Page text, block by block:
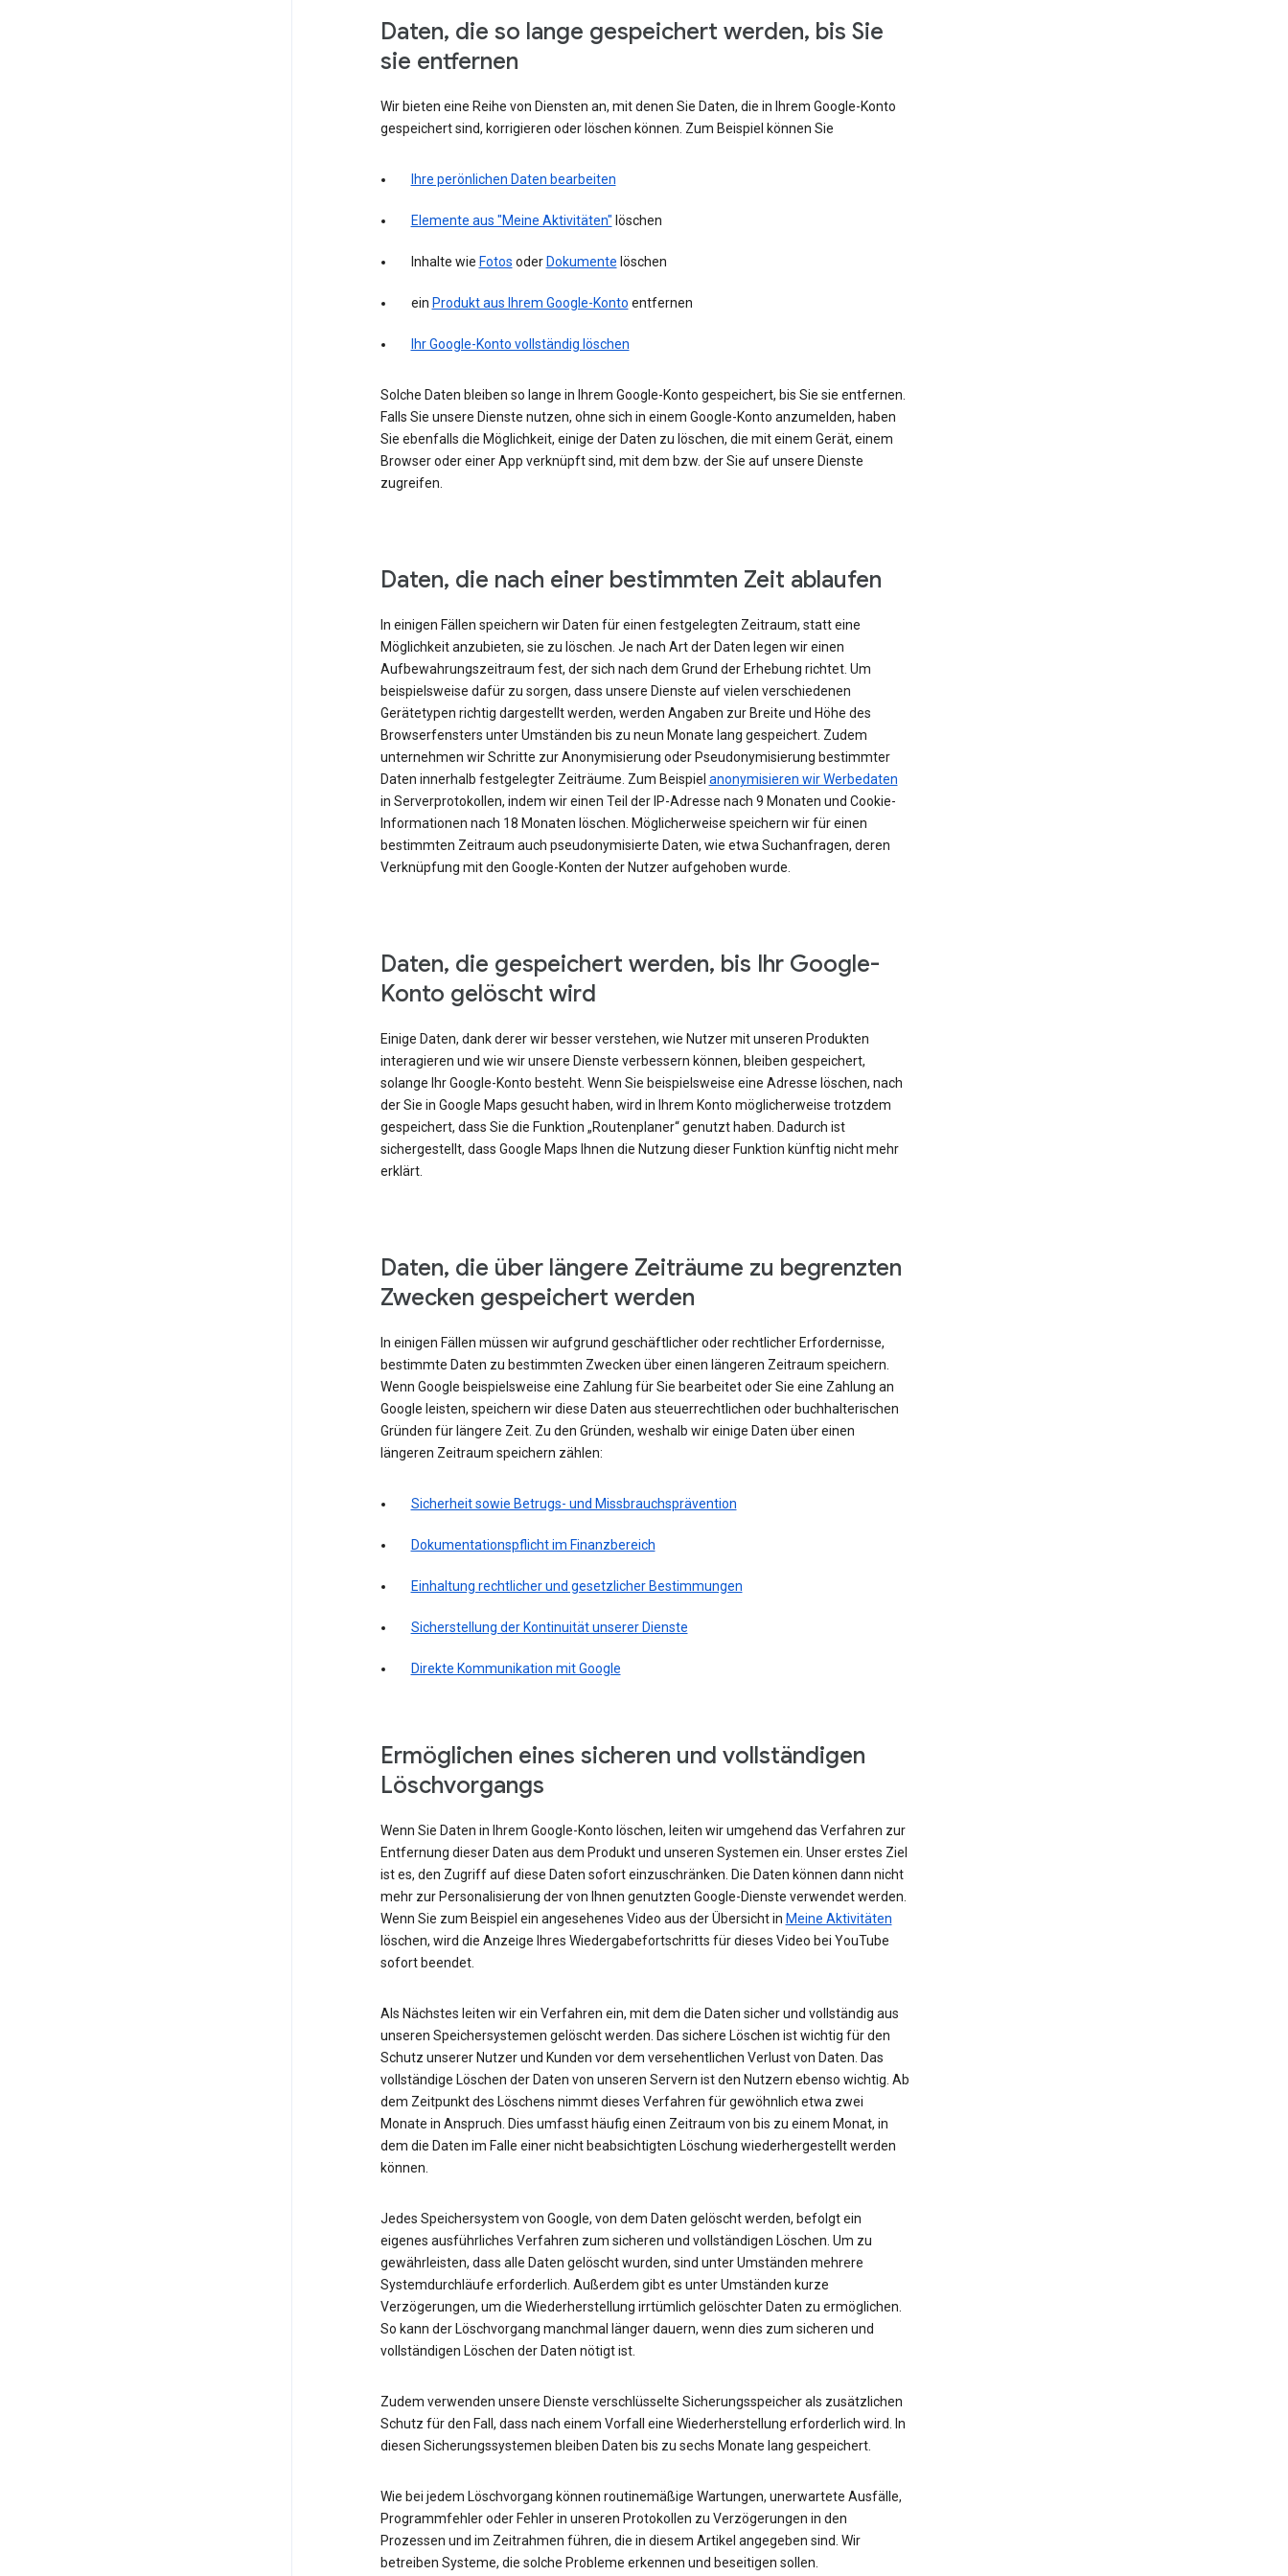
Daten, die so lange gespeichert werden, bis Sie
sie entfernen
Wir bieten eine Reihe von Diensten an, mit denen Sie Daten, die in Ihrem Google-Konto
gespeichert sind, korrigieren oder löschen können. Zum Beispiel können Sie
Ihre perönlichen Daten bearbeiten
Elemente aus "Meine Aktivitäten" löschen
Inhalte wie Fotos oder Dokumente löschen
ein Produkt aus Ihrem Google-Konto entfernen
Ihr Google-Konto vollständig löschen
Solche Daten bleiben so lange in Ihrem Google-Konto gespeichert, bis Sie sie entfernen.
Falls Sie unsere Dienste nutzen, ohne sich in einem Google-Konto anzumelden, haben
Sie ebenfalls die Möglichkeit, einige der Daten zu löschen, die mit einem Gerät, einem
Browser oder einer App verknüpft sind, mit dem bzw. der Sie auf unsere Dienste
zugreifen.
Daten, die nach einer bestimmten Zeit ablaufen
In einigen Fällen speichern wir Daten für einen festgelegten Zeitraum, statt eine
Möglichkeit anzubieten, sie zu löschen. Je nach Art der Daten legen wir einen
Aufbewahrungszeitraum fest, der sich nach dem Grund der Erhebung richtet. Um
beispielsweise dafür zu sorgen, dass unsere Dienste auf vielen verschiedenen
Gerätetypen richtig dargestellt werden, werden Angaben zur Breite und Höhe des
Browserfensters unter Umständen bis zu neun Monate lang gespeichert. Zudem
unternehmen wir Schritte zur Anonymisierung oder Pseudonymisierung bestimmter
Daten innerhalb festgelegter Zeiträume. Zum Beispiel anonymisieren wir Werbedaten
in Serverprotokollen, indem wir einen Teil der IP-Adresse nach 9 Monaten und Cookie-
Informationen nach 18 Monaten löschen. Möglicherweise speichern wir für einen
bestimmten Zeitraum auch pseudonymisierte Daten, wie etwa Suchanfragen, deren
Verknüpfung mit den Google-Konten der Nutzer aufgehoben wurde.
Daten, die gespeichert werden, bis Ihr Google-
Konto gelöscht wird
Einige Daten, dank derer wir besser verstehen, wie Nutzer mit unseren Produkten
interagieren und wie wir unsere Dienste verbessern können, bleiben gespeichert,
solange Ihr Google-Konto besteht. Wenn Sie beispielsweise eine Adresse löschen, nach
der Sie in Google Maps gesucht haben, wird in Ihrem Konto möglicherweise trotzdem
gespeichert, dass Sie die Funktion „Routenplaner“ genutzt haben. Dadurch ist
sichergestellt, dass Google Maps Ihnen die Nutzung dieser Funktion künftig nicht mehr
erklärt.
Daten, die über längere Zeiträume zu begrenzten
Zwecken gespeichert werden
In einigen Fällen müssen wir aufgrund geschäftlicher oder rechtlicher Erfordernisse,
bestimmte Daten zu bestimmten Zwecken über einen längeren Zeitraum speichern.
Wenn Google beispielsweise eine Zahlung für Sie bearbeitet oder Sie eine Zahlung an
Google leisten, speichern wir diese Daten aus steuerrechtlichen oder buchhalterischen
Gründen für längere Zeit. Zu den Gründen, weshalb wir einige Daten über einen
längeren Zeitraum speichern zählen:
Sicherheit sowie Betrugs- und Missbrauchsprävention
Dokumentationspflicht im Finanzbereich
Einhaltung rechtlicher und gesetzlicher Bestimmungen
Sicherstellung der Kontinuität unserer Dienste
Direkte Kommunikation mit Google
Ermöglichen eines sicheren und vollständigen
Löschvorgangs
Wenn Sie Daten in Ihrem Google-Konto löschen, leiten wir umgehend das Verfahren zur
Entfernung dieser Daten aus dem Produkt und unseren Systemen ein. Unser erstes Ziel
ist es, den Zugriff auf diese Daten sofort einzuschränken. Die Daten können dann nicht
mehr zur Personalisierung der von Ihnen genutzten Google-Dienste verwendet werden.
Wenn Sie zum Beispiel ein angesehenes Video aus der Übersicht in Meine Aktivitäten
löschen, wird die Anzeige Ihres Wiedergabefortschritts für dieses Video bei YouTube
sofort beendet.
Als Nächstes leiten wir ein Verfahren ein, mit dem die Daten sicher und vollständig aus
unseren Speichersystemen gelöscht werden. Das sichere Löschen ist wichtig für den
Schutz unserer Nutzer und Kunden vor dem versehentlichen Verlust von Daten. Das
vollständige Löschen der Daten von unseren Servern ist den Nutzern ebenso wichtig. Ab
dem Zeitpunkt des Löschens nimmt dieses Verfahren für gewöhnlich etwa zwei
Monate in Anspruch. Dies umfasst häufig einen Zeitraum von bis zu einem Monat, in
dem die Daten im Falle einer nicht beabsichtigten Löschung wiederhergestellt werden
können.
Jedes Speichersystem von Google, von dem Daten gelöscht werden, befolgt ein
eigenes ausführliches Verfahren zum sicheren und vollständigen Löschen. Um zu
gewährleisten, dass alle Daten gelöscht wurden, sind unter Umständen mehrere
Systemdurchläufe erforderlich. Außerdem gibt es unter Umständen kurze
Verzögerungen, um die Wiederherstellung irrtümlich gelöschter Daten zu ermöglichen.
So kann der Löschvorgang manchmal länger dauern, wenn dies zum sicheren und
vollständigen Löschen der Daten nötigt ist.
Zudem verwenden unsere Dienste verschlüsselte Sicherungsspeicher als zusätzlichen
Schutz für den Fall, dass nach einem Vorfall eine Wiederherstellung erforderlich wird. In
diesen Sicherungssystemen bleiben Daten bis zu sechs Monate lang gespeichert.
Wie bei jedem Löschvorgang können routinemäßige Wartungen, unerwartete Ausfälle,
Programmfehler oder Fehler in unseren Protokollen zu Verzögerungen in den
Prozessen und im Zeitrahmen führen, die in diesem Artikel angegeben sind. Wir
betreiben Systeme, die solche Probleme erkennen und beseitigen sollen.